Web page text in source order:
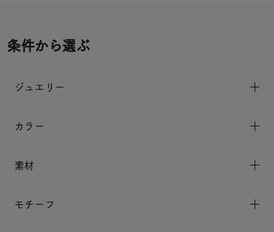
条件から選ぶ
ジュエリー
カラー
素材
モチーフ